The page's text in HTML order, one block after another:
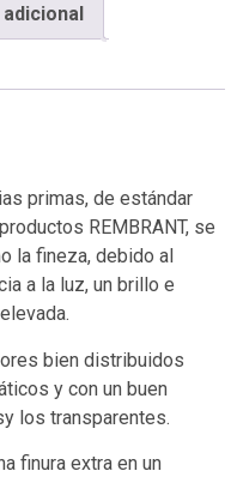
primas, de estándar
REMBRANT, se
la fineza, debido al
a la luz, un brillo e
bien distribuidos
y con un buen
los transparentes.
finura extra en un